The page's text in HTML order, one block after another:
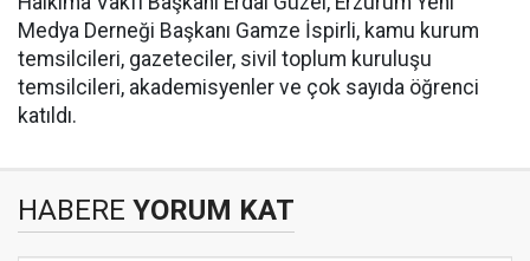
Medya Derneği Başkanı Gamze İspirli, kamu kurum
temsilcileri, gazeteciler, sivil toplum kuruluşu
temsilcileri, akademisyenler ve çok sayıda öğrenci
katıldı.
HABERE YORUM KAT